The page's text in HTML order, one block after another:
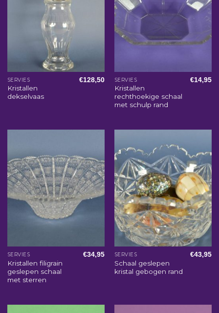
SERVIES
Kristallen
dekselvaas
€128,50 SERVIES
Kristallen
rechthoekige schaal
met schulp rand
€14,95
SERVIES
Kristallen filigrain
geslepen schaal
met sterren
€34,95 SERVIES
Schaal geslepen
kristal gebogen rand
€43,95